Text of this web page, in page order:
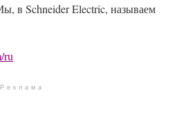
в Schneider Electric, называем
ru
Реклама